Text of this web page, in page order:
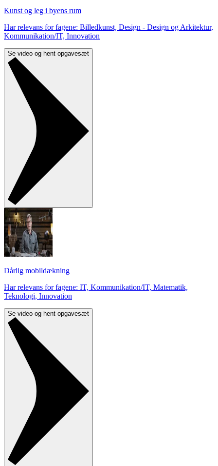
Kunst og leg i byens rum
Har relevans for fagene: Billedkunst, Design - Design og Arkitektur,
Kommunikation/IT, Innovation
Se video og hent opgavesæt
Dårlig mobildækning
Har relevans for fagene: IT, Kommunikation/IT, Matematik,
Teknologi, Innovation
Se video og hent opgavesæt